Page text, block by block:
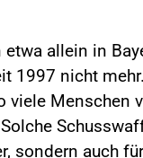
allein in
1997 nicht
viele Menschen
sondern auch